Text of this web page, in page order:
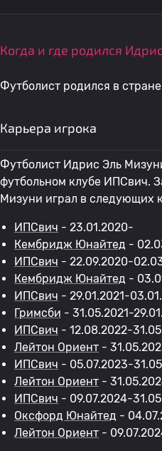
Когда и где родился
Футболист родился в
Карьера игрока
Футболист Идрис Эль
футбольном клубе ИПСвич.
Мизуни играл в следующих
ИПСвич - 23.01.2020-
Кембридж Юнайтед -
ИПСвич - 22.09.2020-
Кембридж Юнайтед -
ИПСвич - 29.01.2021-
Гримсби - 31.05.2021-
ИПСвич - 12.08.2022-
Лейтон Ориент -
ИПСвич - 05.07.2023-
Лейтон Ориент -
ИПСвич - 09.07.2024-
Оксфорд Юнайтед -
Лейтон Ориент -